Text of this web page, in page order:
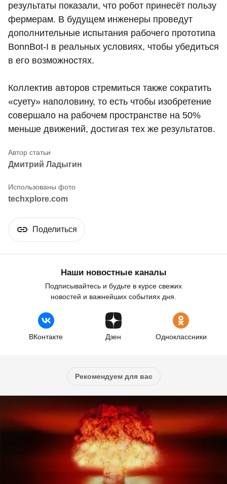
результаты показали, что робот принесёт пользу
фермерам. В будущем инженеры проведут
дополнительные испытания рабочего прототипа
BonnBot-I в реальных условиях, чтобы убедиться
в его возможностях.
Коллектив авторов стремиться также сократить
«суету» наполовину, то есть чтобы изобретение
совершало на рабочем пространстве на 50%
меньше движений, достигая тех же результатов.
Дмитрий Ладыгин
techxplore.com
Поделиться
Наши новостные каналы
Подписывайтесь и будьте в курсе свежих
новостей и важнейших событиях дня.
ВКонтакте Дзен Одноклассники
Рекомендуем для вас